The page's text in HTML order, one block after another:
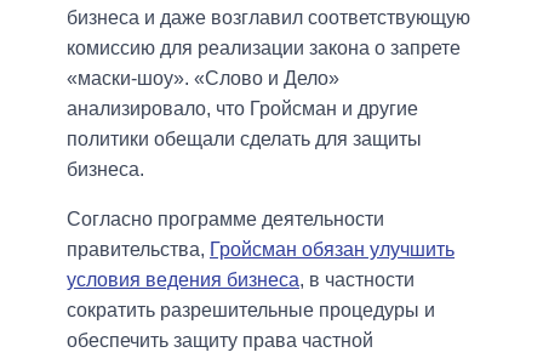
бизнеса и даже возглавил соответствующую
комиссию для реализации закона о запрете
«маски-шоу». «Слово и Дело»
анализировало, что Гройсман и другие
политики обещали сделать для защиты
бизнеса.
Согласно программе деятельности
правительства, Гройсман обязан улучшить
условия ведения бизнеса, в частности
сократить разрешительные процедуры и
обеспечить защиту права частной